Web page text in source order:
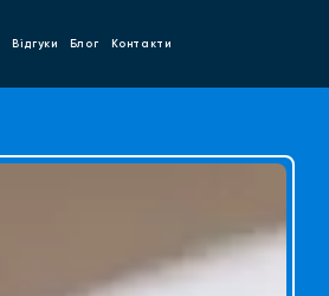
Відгуки Блог Контакти